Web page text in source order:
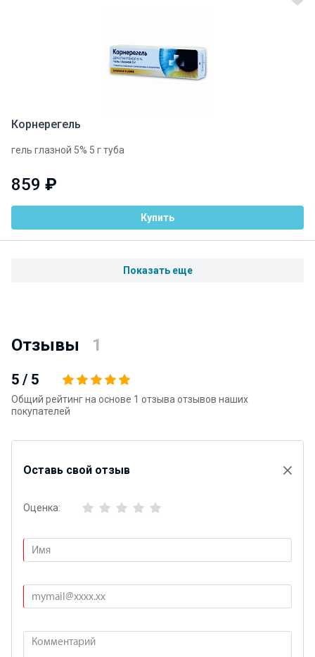
Корнерегель
гель глазной 5% 5 г туба
859 ₽
Купить
Показать еще
Отзывы 1
5 / 5
Общий рейтинг на основе 1 отзыва отзывов наших
покупателей
Оставь свой отзыв
Оценка: